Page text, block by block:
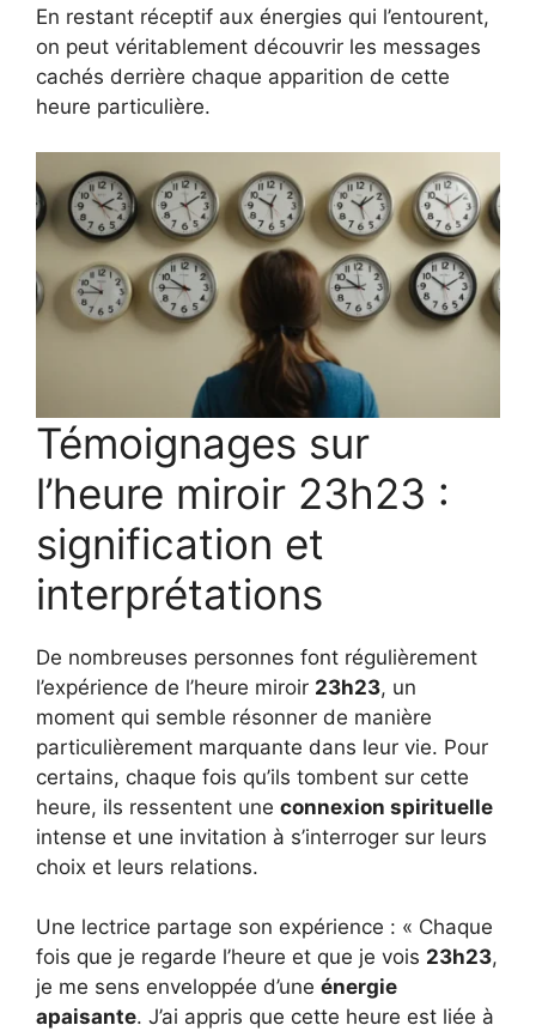
En restant réceptif aux énergies qui l’entourent,
on peut véritablement découvrir les messages
cachés derrière chaque apparition de cette
heure particulière.
Témoignages sur
l’heure miroir 23h23 :
signification et
interprétations
De nombreuses personnes font régulièrement
l’expérience de l’heure miroir 23h23, un
moment qui semble résonner de manière
particulièrement marquante dans leur vie. Pour
certains, chaque fois qu’ils tombent sur cette
heure, ils ressentent une connexion spirituelle
intense et une invitation à s’interroger sur leurs
choix et leurs relations.
Une lectrice partage son expérience : « Chaque
fois que je regarde l’heure et que je vois 23h23,
je me sens enveloppée d’une énergie
apaisante. J’ai appris que cette heure est liée à